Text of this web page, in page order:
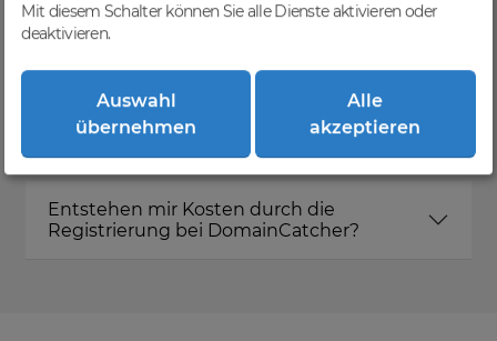
FAQ
Was ist DomainCatcher?
Entstehen mir Kosten durch die
Registrierung bei DomainCatcher?
Mit diesem Schalter können Sie alle Dienste aktivieren oder
deaktivieren.
Auswahl
übernehmen
Alle
akzeptieren